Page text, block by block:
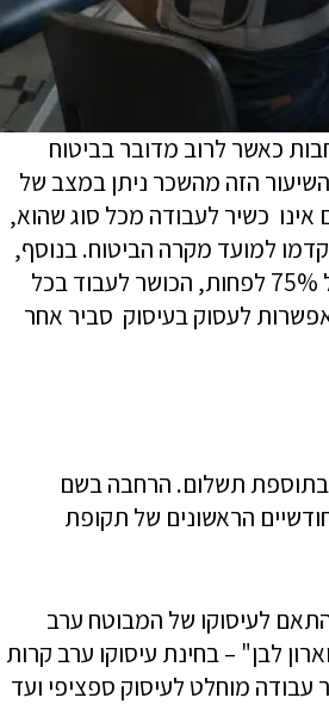
כאשר לרוב מדובר בביטוח
חודשי למבוטח עד לתקרה של 75% מהשכר. השיעור הזה מהשכר ניתן במצב של
כשיר לעבודה מכל סוג שהוא,
עד המקרה לפחות במשך 12 חודשים שקדמו למועד מקרה הביטוח. בנוסף,
כתוצאה ממחלה או תאונה שארעה למבוטח נשלל ממנו בשיעור של 75% לפחות, הכושר לעבוד בכל
לעסוק בעיסוק סביר אחר
בתוספת תשלום. הרחבה בשם
הראשונים של תקופת
לעיסוקו של המבוטח ערב
לבן" – בחינת עיסוקו ערב קרות
מוחלט לעיסוק ספציפי ועד